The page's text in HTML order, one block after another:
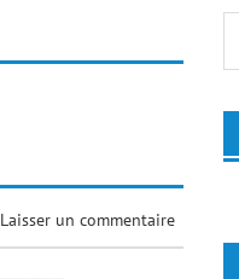
Laisser un commentaire